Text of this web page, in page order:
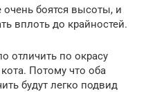
боятся высоты, и
вплоть до крайностей.
отличить по окрасу
Потому что оба
будут легко подвид